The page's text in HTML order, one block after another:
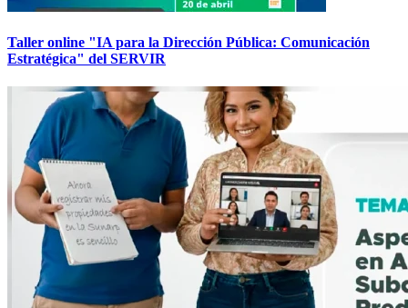
Taller online "IA para la Dirección Pública: Comunicación
Estratégica" del SERVIR